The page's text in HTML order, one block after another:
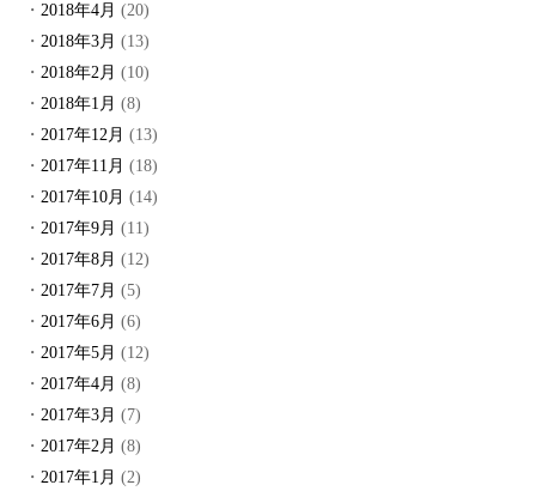
2018年4月 (20)
2018年3月 (13)
2018年2月 (10)
2018年1月 (8)
2017年12月 (13)
2017年11月 (18)
2017年10月 (14)
2017年9月 (11)
2017年8月 (12)
2017年7月 (5)
2017年6月 (6)
2017年5月 (12)
2017年4月 (8)
2017年3月 (7)
2017年2月 (8)
2017年1月 (2)